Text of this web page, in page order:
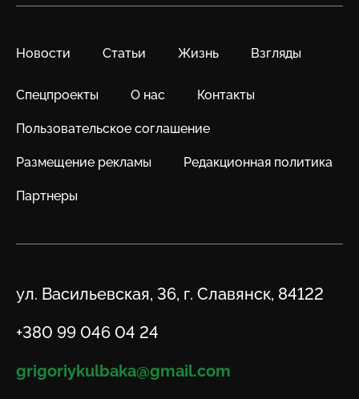
Новости Статьи Жизнь Взгляды
Спецпроекты О нас Контакты
Пользовательское соглашение
Размещение рекламы Редакционная политика
Партнеры
Адрес
ул. Васильевская, 36, г. Славянск, 84122
Телефон
+380 99 046 04 24
Email
grigoriykulbaka@gmail.com